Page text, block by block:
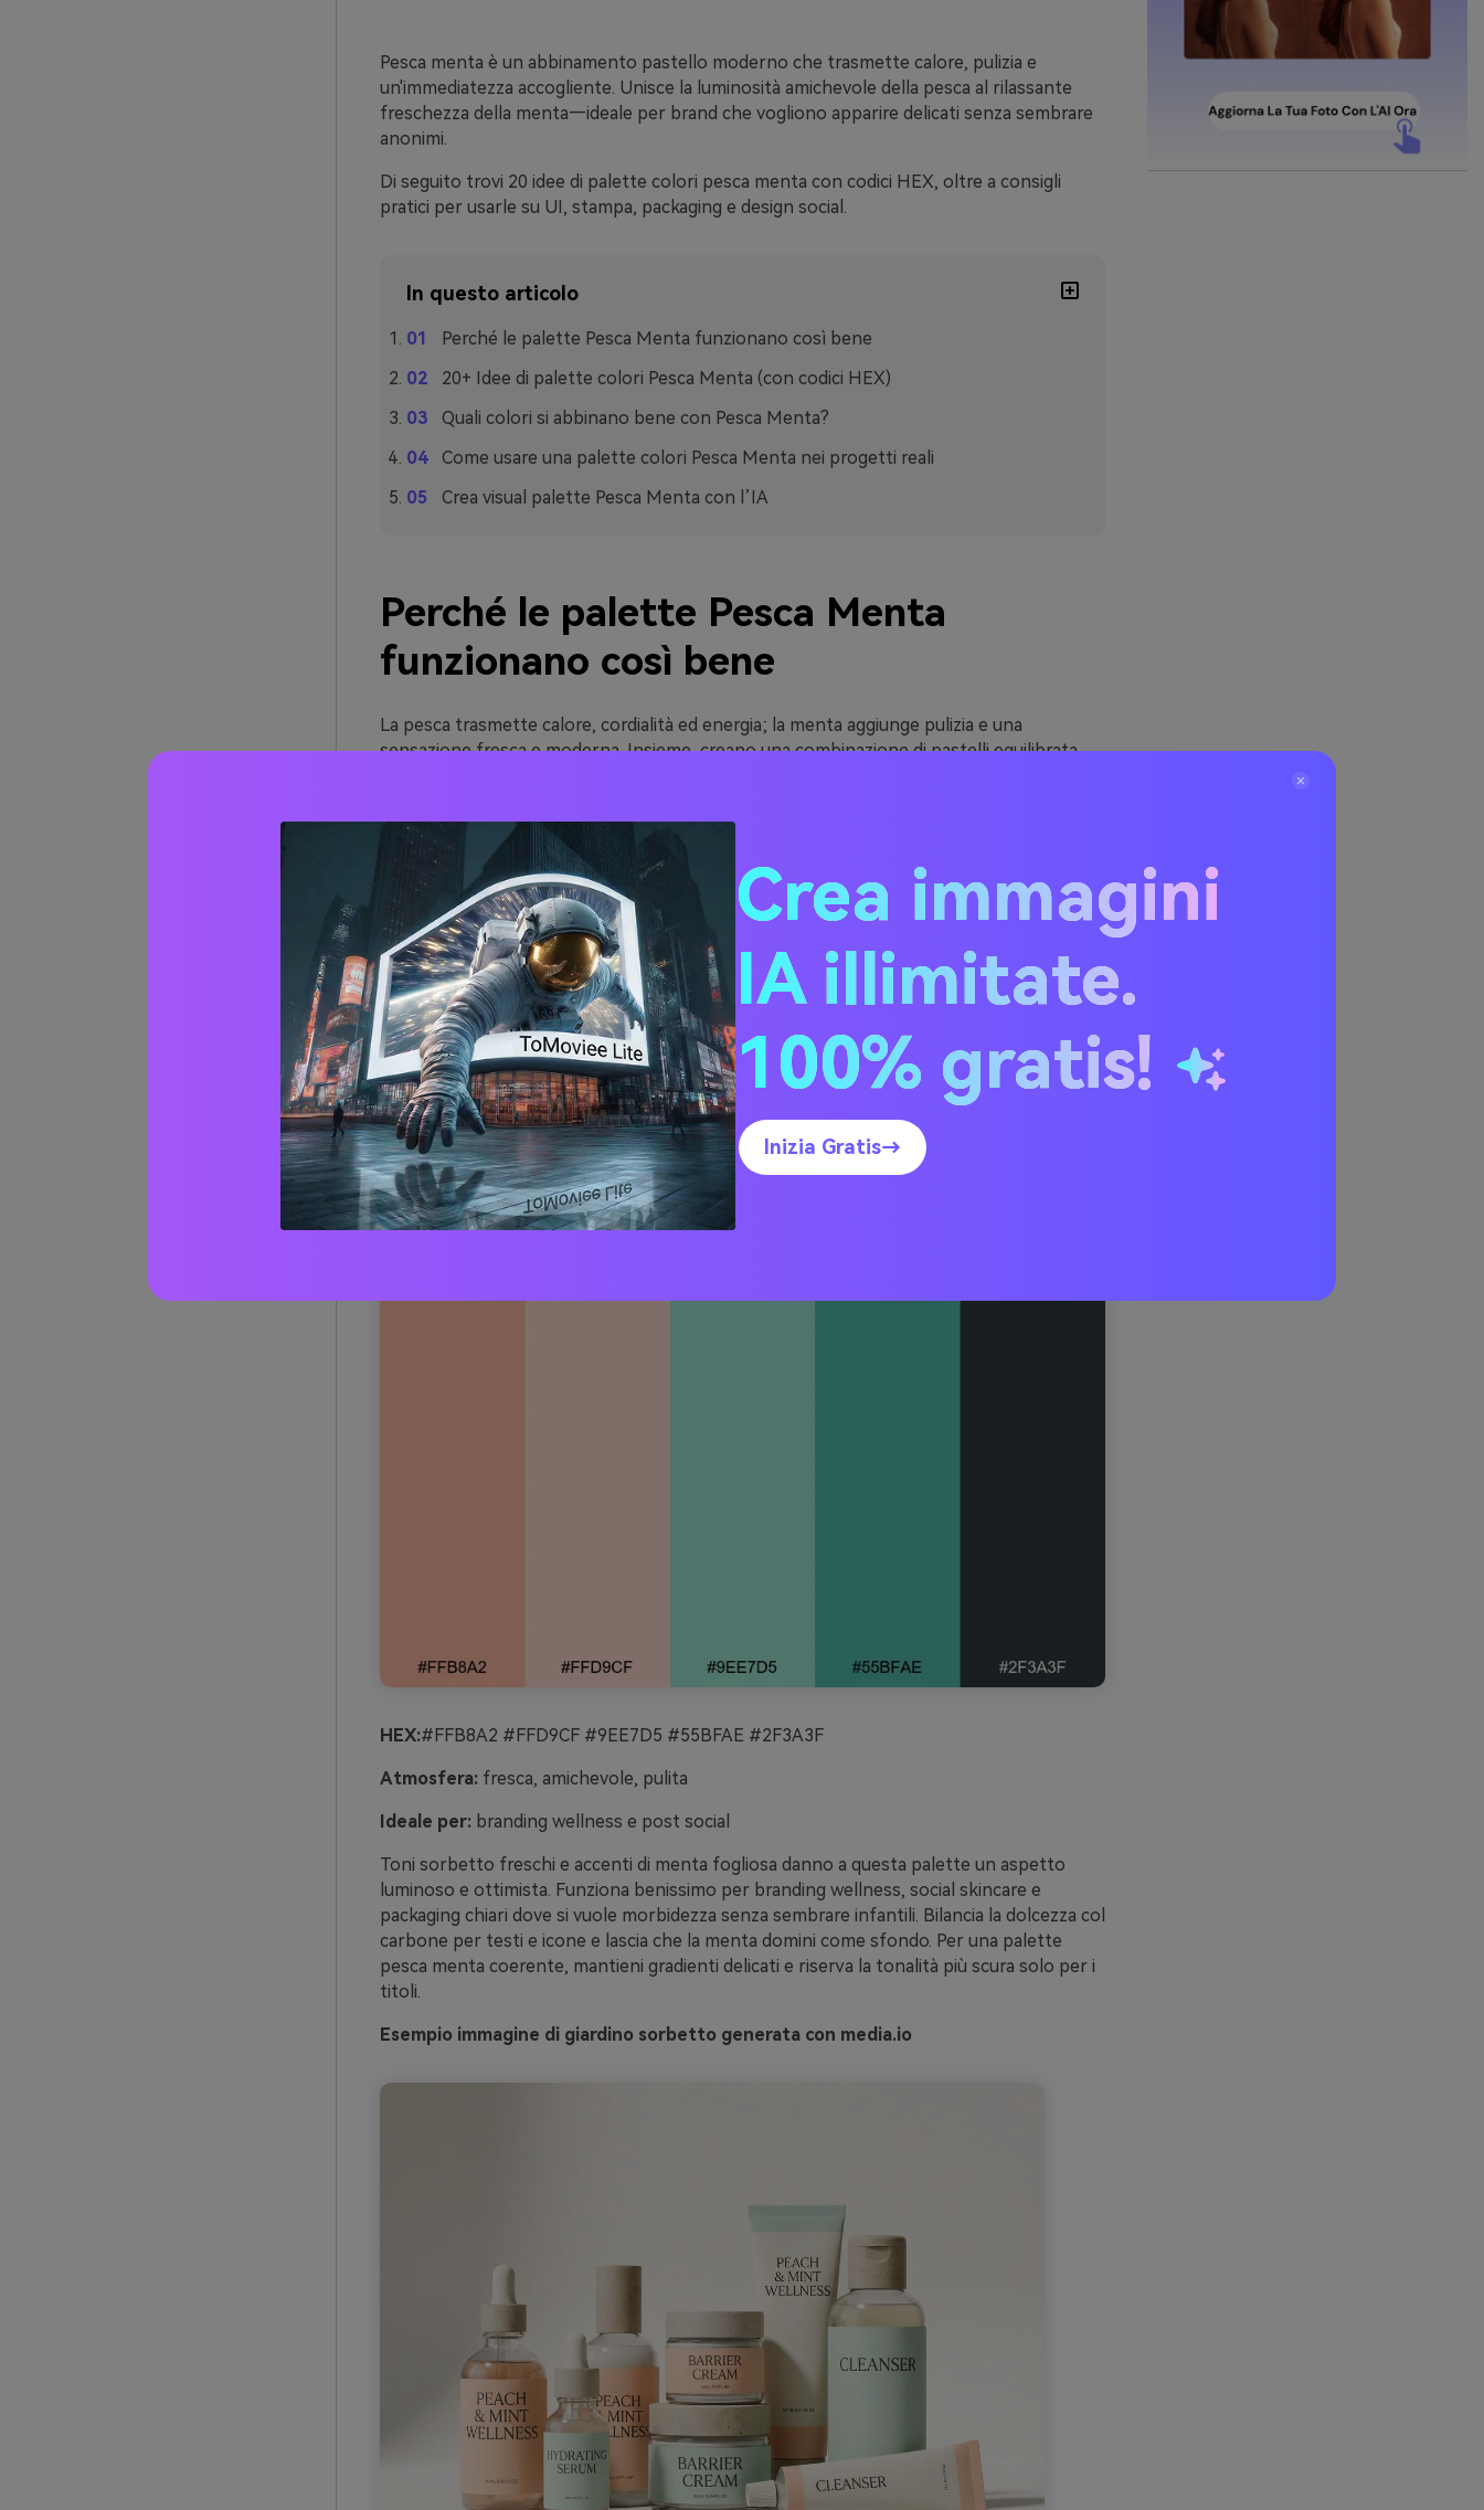
Pesca menta è un abbinamento pastello moderno che trasmette calore, pulizia e
un'immediatezza accogliente. Unisce la luminosità amichevole della pesca al rilassante
freschezza della menta—ideale per brand che vogliono apparire delicati senza sembrare
anonimi.
Di seguito trovi 20 idee di palette colori pesca menta con codici HEX, oltre a consigli
pratici per usarle su UI, stampa, packaging e design social.
In questo articolo
Perché le palette Pesca Menta funzionano così bene
20+ Idee di palette colori Pesca Menta (con codici HEX)
Quali colori si abbinano bene con Pesca Menta?
Come usare una palette colori Pesca Menta nei progetti reali
Crea visual palette Pesca Menta con l’IA
Perché le palette Pesca Menta
funzionano così bene
La pesca trasmette calore, cordialità ed energia; la menta aggiunge pulizia e una
sensazione fresca e moderna. Insieme, creano una combinazione di pastelli equilibrata
Questo duo è particolarmente efficace per design legati a benessere, bellezza, cibo e
lifestyle perché suggerisce freschezza senza ricorrere a contrasti forti. Puoi mantenere i
layout ariosi con tinte tenui, poi aggiungere struttura usando carbone, teal profondo o
marroni caldi.
Le palette pesca menta sono anche fotogeniche: valorizzano incarnati, trame dei
prodotti e fondi chiari. Ciò le rende una scelta affidabile per post social, mockup di
packaging e sezioni hero nelle UI.
20+ Idee di palette colori Pesca Menta
(con codici HEX)
1) Giardino Sorbetto
HEX:#FFB8A2 #FFD9CF #9EE7D5 #55BFAE #2F3A3F
Atmosfera:fresca, amichevole, pulita
Ideale per:branding wellness e post social
Toni sorbetto freschi e accenti di menta fogliosa danno a questa palette un aspetto
luminoso e ottimista. Funziona benissimo per branding wellness, social skincare e
packaging chiari dove si vuole morbidezza senza sembrare infantili. Bilancia la dolcezza col
carbone per testi e icone e lascia che la menta domini come sfondo. Per una palette
pesca menta coerente, mantieni gradienti delicati e riserva la tonalità più scura solo per i
titoli.
Esempio immagine di giardino sorbetto generata con media.io
Crea immagini
IA illimitate.
100% gratis!
Inizia Gratis→